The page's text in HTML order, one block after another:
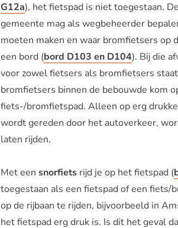
G12a), het fietspad is niet toegestaan.
gemeente mag als wegbeheerder
moeten maken en waar bromfietsers op
een bord (bord D103 en D104). Bij die
voor zowel fietsers als bromfietsers
bromfietsers binnen de bebouwde kom
fiets-/bromfietspad. Alleen op erg
wordt gereden door het autoverkeer,
laten rijden.
Met een snorfiets rijd je op het fietspad (
toegestaan als een fietspad of een
op de rijbaan te rijden, bijvoorbeeld in
het fietspad erg druk is. Is dit het geval